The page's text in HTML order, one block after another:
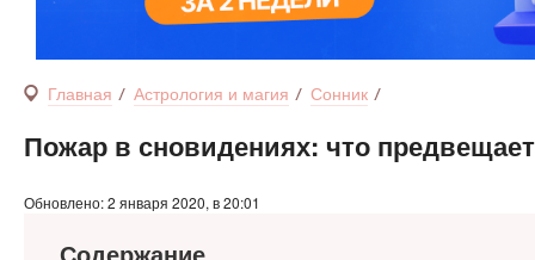
Главная Астрология и магия Сонник
Пожар в сновидениях: что
Обновлено: 2 января 2020, в 20:01